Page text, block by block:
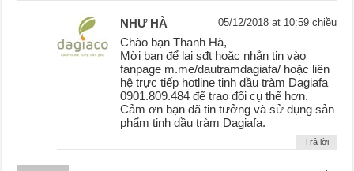
NHƯ HÀ 05/12/2018 at 10:59 chiều
Chào bạn Thanh Hà,
Mời bạn để lại sđt hoặc nhắn tin vào
fanpage m.me/dautramdagiafa/ hoặc liên
hệ trực tiếp hotline tinh dầu tràm Dagiafa
0901.809.484 để trao đổi cụ thể hơn.
Cảm ơn bạn đã tin tưởng và sử dụng sản
phẩm tinh dầu tràm Dagiafa.
Trả lời